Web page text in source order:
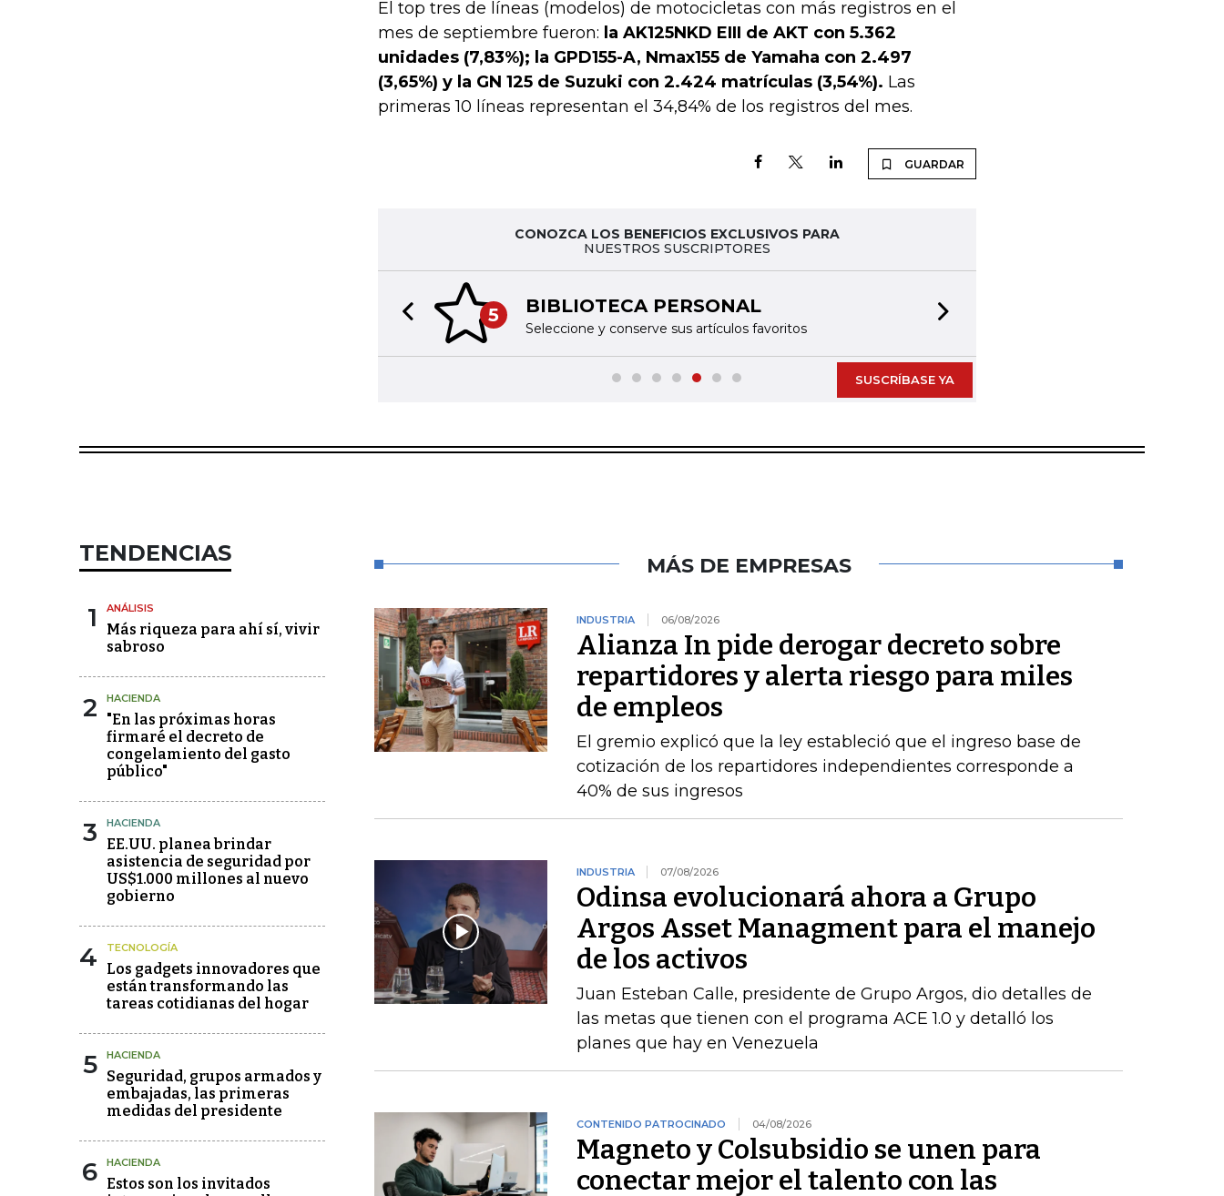
El top tres de líneas (modelos) de motocicletas con más registros en el
mes de septiembre fueron: la AK125NKD EIII de AKT con 5.362
unidades (7,83%); la GPD155-A, Nmax155 de Yamaha con 2.497
(3,65%) y la GN 125 de Suzuki con 2.424 matrículas (3,54%). Las
primeras 10 líneas representan el 34,84% de los registros del mes.
GUARDAR
CONOZCA LOS BENEFICIOS EXCLUSIVOS PARA
NUESTROS SUSCRIPTORES
5 BIBLIOTECA PERSONAL
Seleccione y conserve sus artículos favoritos
Previous slide
SUSCRÍBASE YA
TENDENCIAS
1 ANÁLISIS
Más riqueza para ahí sí, vivir
sabroso
2 HACIENDA
"En las próximas horas
firmaré el decreto de
congelamiento del gasto
público"
3 HACIENDA
EE.UU. planea brindar
asistencia de seguridad por
US$1.000 millones al nuevo
gobierno
4 TECNOLOGÍA
Los gadgets innovadores que
están transformando las
tareas cotidianas del hogar
5 HACIENDA
Seguridad, grupos armados y
embajadas, las primeras
medidas del presidente
6 HACIENDA
Estos son los invitados
MÁS DE EMPRESAS
INDUSTRIA 06/08/2026
Alianza In pide derogar decreto sobre
repartidores y alerta riesgo para miles
de empleos
El gremio explicó que la ley estableció que el ingreso base de
cotización de los repartidores independientes corresponde a
40% de sus ingresos
INDUSTRIA 07/08/2026
Odinsa evolucionará ahora a Grupo
Argos Asset Managment para el manejo
de los activos
Juan Esteban Calle, presidente de Grupo Argos, dio detalles de
las metas que tienen con el programa ACE 1.0 y detalló los
planes que hay en Venezuela
CONTENIDO PATROCINADO 04/08/2026
Magneto y Colsubsidio se unen para
conectar mejor el talento con las